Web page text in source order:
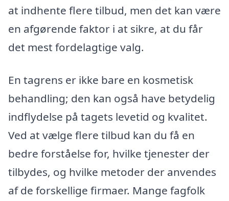
at indhente flere tilbud, men det kan være
en afgørende faktor i at sikre, at du får
det mest fordelagtige valg.
En tagrens er ikke bare en kosmetisk
behandling; den kan også have betydelig
indflydelse på tagets levetid og kvalitet.
Ved at vælge flere tilbud kan du få en
bedre forståelse for, hvilke tjenester der
tilbydes, og hvilke metoder der anvendes
af de forskellige firmaer. Mange fagfolk